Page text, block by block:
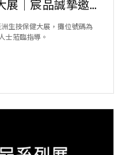
2025 亞洲生技大展｜宸品誠摯邀請舊雨新知蒞臨指導
生技保健大展，攤位號碼為
士蒞臨指導。